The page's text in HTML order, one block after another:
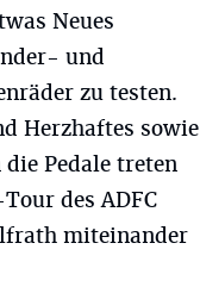
Neues
und
zu testen.
Herzhaftes sowie
Pedale treten
des ADFC
miteinander